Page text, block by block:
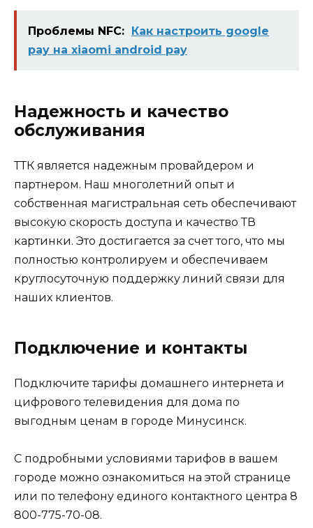
Проблемы NFC: Как настроить google
pay на xiaomi android pay
Надежность и качество
обслуживания
ТТК является надежным провайдером и
партнером. Наш многолетний опыт и
собственная магистральная сеть обеспечивают
высокую скорость доступа и качество ТВ
картинки. Это достигается за счет того, что мы
полностью контролируем и обеспечиваем
круглосуточную поддержку линий связи для
наших клиентов.
Подключение и контакты
Подключите тарифы домашнего интернета и
цифрового телевидения для дома по
выгодным ценам в городе Минусинск.
С подробными условиями тарифов в вашем
городе можно ознакомиться на этой странице
или по телефону единого контактного центра 8
800-775-70-08.